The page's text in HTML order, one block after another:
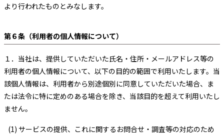
より行われたものとみなします。
第６条（利用者の個人情報について）
１． 当社は、提供していただいた氏名・住所・メールアドレス等の
利用者の個人情報について、以下の目的の範囲で利用いたします。当
該個人情報は、利用者から別途個別に同意していただいた場合、ま
たは法令に特に定めのある場合を除き、当該目的を超えて利用いたし
ません。
(1) サービスの提供、これに関するお問合せ・調査等の対応のため